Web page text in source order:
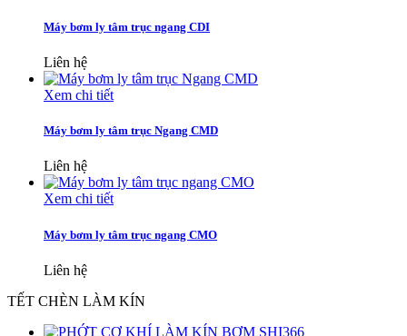
Máy bơm ly tâm trục ngang CDI
Liên hệ
Xem chi tiết
Máy bơm ly tâm trục Ngang CMD
Liên hệ
Xem chi tiết
Máy bơm ly tâm trục ngang CMO
Liên hệ
TẾT CHÈN LÀM KÍN